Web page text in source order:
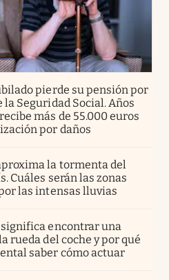
pierde su pensión por
la Seguridad Social. Años
más de 55.000 euros
por daños
la tormenta del
Cuáles serán las zonas
las intensas lluvias
significa encontrar una
rueda del coche y por qué
saber cómo actuar